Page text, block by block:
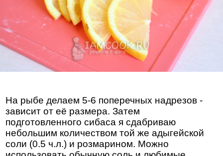
На рыбе делаем 5-6 поперечных надрезов -
зависит от её размера. Затем
подготовленного сибаса я сдабриваю
небольшим количеством той же адыгейской
соли (0.5 ч.л.) и розмарином. Можно